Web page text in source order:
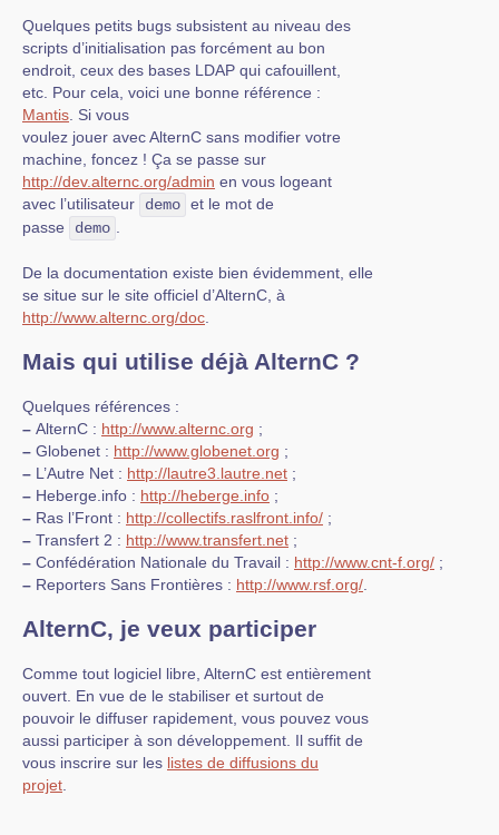
Quelques petits bugs subsistent au niveau des
scripts d’initialisation pas forcément au bon
endroit, ceux des bases LDAP qui cafouillent,
etc. Pour cela, voici une bonne référence :
Mantis . Si vous
voulez jouer avec AlternC sans modifier votre
machine, foncez ! Ça se passe sur
http://dev.alternc.org/admin en vous logeant
avec l’utilisateur
demo et le mot de
passe
demo
De la documentation existe bien évidemment, elle
se situe sur le site officiel d’AlternC, à
http://www.alternc.org/doc
Mais qui utilise déjà AlternC ?
Quelques références :
– AlternC : http://www.alternc.org ;
– Globenet : http://www.globenet.org ;
– L’Autre Net : http://lautre3.lautre.net ;
– Heberge.info : http://heberge.info ;
– Ras l’Front : http://collectifs.raslfront.info/ ;
– Transfert 2 : http://www.transfert.net ;
– Confédération Nationale du Travail : http://www.cnt-f.org/ ;
– Reporters Sans Frontières : http://www.rsf.org/
AlternC, je veux participer
Comme tout logiciel libre, AlternC est entièrement
ouvert. En vue de le stabiliser et surtout de
pouvoir le diffuser rapidement, vous pouvez vous
aussi participer à son développement. Il suffit de
vous inscrire sur les listes de diffusions du
projet